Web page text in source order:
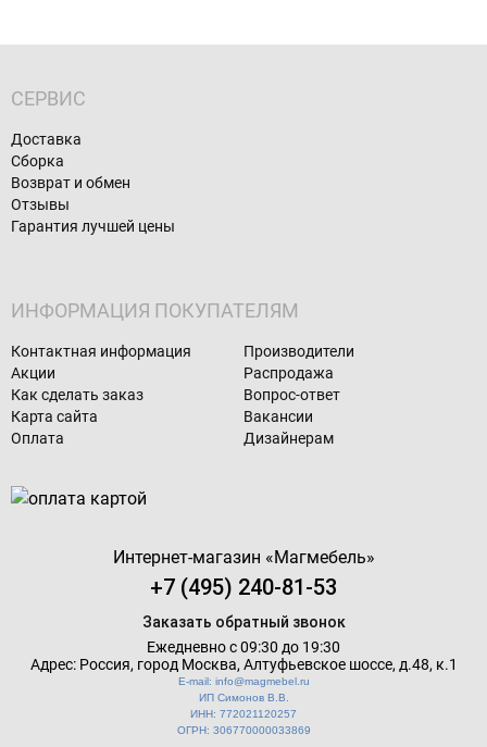
СЕРВИС
Доставка
Сборка
Возврат и обмен
Отзывы
Гарантия лучшей цены
ИНФОРМАЦИЯ ПОКУПАТЕЛЯМ
Контактная информация
Производители
Акции
Распродажа
Как сделать заказ
Вопрос-ответ
Карта сайта
Вакансии
Оплата
Дизайнерам
Интернет-магазин «Магмебель»
+7 (495) 240-81-53
Заказать обратный звонок
Ежедневно с 09:30 до 19:30
Адрес: Россия, город Москва, Алтуфьевское шоссе, д.48, к.1
E-mail: info@magmebel.ru
ИП Симонов В.В.
ИНН: 772021120257
ОГРН: 306770000033869